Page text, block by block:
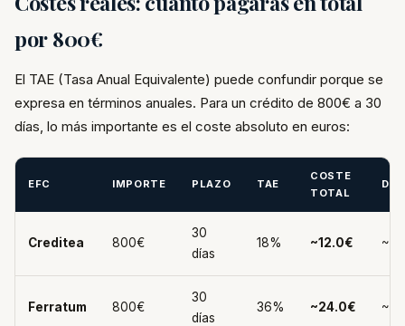
por 800€
El TAE (Tasa Anual Equivalente) puede confundir porque se
expresa en términos anuales. Para un crédito de 800€ a 30
días, lo más importante es el coste absoluto en euros:
EFC IMPORTE PLAZO TAE
COSTE
TOTAL
Creditea 800€
30
días
18% ~12.0€
Ferratum 800€
30
días
36% ~24.0€